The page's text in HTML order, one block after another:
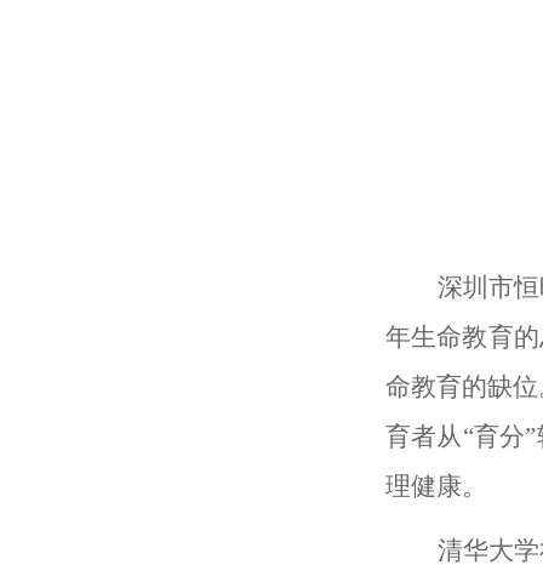
深圳市
年生命教育
命教育的缺
育者从“育分
理健康。
清华大